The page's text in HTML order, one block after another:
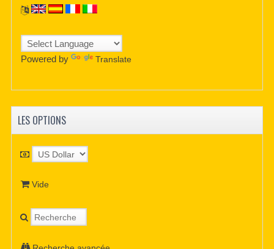
Powered by Translate
LES OPTIONS
Vide